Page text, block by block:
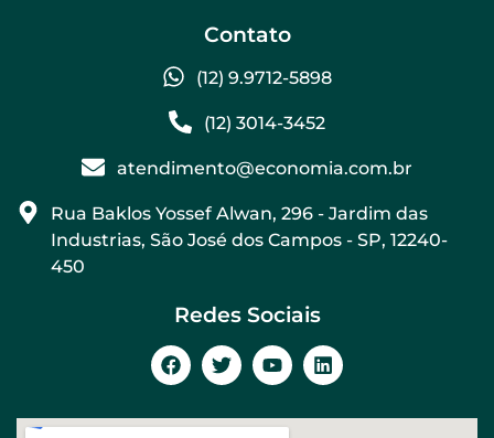
Contato
(12) 9.9712-5898
(12) 3014-3452
atendimento@economia.com.br
Rua Baklos Yossef Alwan, 296 - Jardim das
Industrias, São José dos Campos - SP, 12240-
450
Redes Sociais